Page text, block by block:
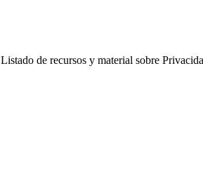
Listado de recursos y material sobre